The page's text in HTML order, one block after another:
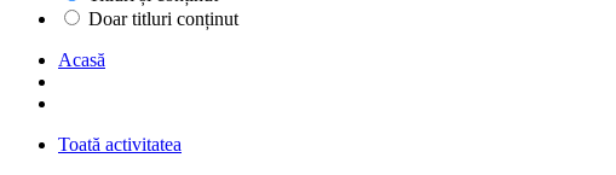
Doar titluri conținut
Acasă
Toată activitatea